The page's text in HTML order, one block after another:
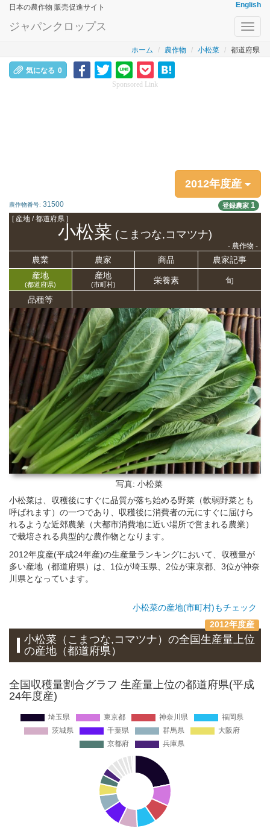
日本の農作物 販売促進サイト English
ジャパンクロップス
ホーム 農作物 小松菜 都道府県
気になる 0
Sponsored Link
2012年度産
農作物番号: 31500 登録農家 1
[ 産地 / 都道府県 ]
小松菜 (こまつな,コマツナ)
- 農作物 -
農業 農家 商品
農家記事
産地
(都道府県)
産地
(市町村) 栄養素 旬
品種等
写真: 小松菜
小松菜は、収穫後にすぐに品質が落ち始める野菜（軟弱野菜とも
呼ばれます）の一つであり、収穫後に消費者の元にすぐに届けら
れるような近郊農業（大都市消費地に近い場所で営まれる農業）
で栽培される典型的な農作物となります。
2012年度産(平成24年産)の生産量ランキングにおいて、収穫量が
多い産地（都道府県）は、1位が埼玉県、2位が東京都、3位が神奈
川県となっています。
小松菜の産地(市町村)もチェック
2012年度産
小松菜（こまつな,コマツナ）の全国生産量上位
の産地 （都道府県）
全国収穫量割合グラフ 生産量上位の都道府県(平成
24年度産)